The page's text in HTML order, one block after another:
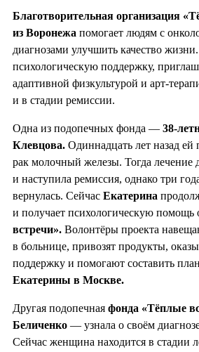
Благотворительная организация
из Воронежа помогает людям с
диагнозами улучшить качество
психологическую поддержку,
адаптивной физкультурой и арт-
и в стадии ремиссии.
Одна из подопечных фонда — 38-
Клевцова. Одиннадцать лет назад
рак молочный железы. Тогда лечение
и наступила ремиссия, однако три
вернулась. Сейчас Екатерина
и получает психологическую помощь
встречи». Волонтёры проекта
в больнице, привозят продукты,
поддержку и помогают составить
Екатерины в Москве.
Другая подопечная фонда «Тёплые
Беличенко — узнала о своём
Сейчас женщина находится в стадии